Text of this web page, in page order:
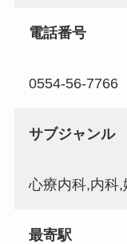
電話番号
0554-56-7766
サブジャンル
心療内科,内科,
最寄駅